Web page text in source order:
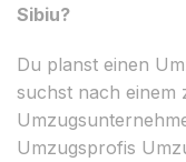
Sibiu?
Du planst einen
suchst nach einem
Umzugsprofis